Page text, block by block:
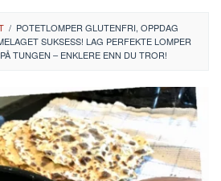
/ POTETLOMPER GLUTENFRI, OPPDAG
SUKSESS! LAG PERFEKTE LOMPER
TUNGEN – ENKLERE ENN DU TROR!